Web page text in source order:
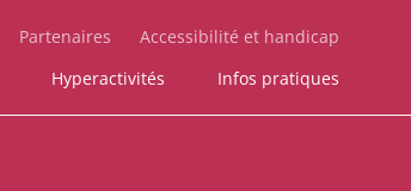
Partenaires
Accessibilité et handicap
Hyperactivités Infos pratiques